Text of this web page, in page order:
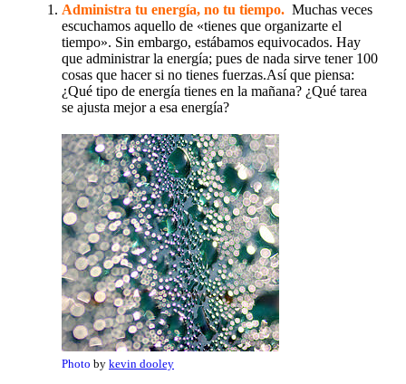
Administra tu energía, no tu tiempo. Muchas veces
escuchamos aquello de «tienes que organizarte el
tiempo». Sin embargo, estábamos equivocados. Hay
que administrar la energía; pues de nada sirve tener 100
cosas que hacer si no tienes fuerzas.Así que piensa:
¿Qué tipo de energía tienes en la mañana? ¿Qué tarea
se ajusta mejor a esa energía?
Photo by kevin dooley